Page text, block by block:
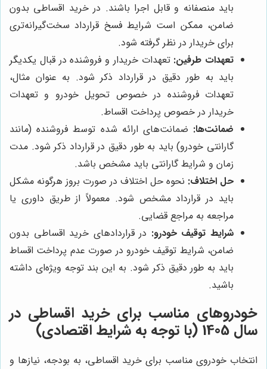
باید منصفانه و قابل اجرا باشند. در خرید اقساطی بدون
ضامن، ممکن است شرایط فسخ قرارداد سخت‌گیرانه‌تری
برای خریدار در نظر گرفته شود.
تعهدات طرفین: تعهدات خریدار و فروشنده در قبال یکدیگر
باید به طور دقیق در قرارداد ذکر شود. به عنوان مثال،
تعهدات فروشنده در خصوص تحویل خودرو و تعهدات
خریدار در خصوص پرداخت اقساط.
ضمانت‌ها: ضمانت‌های ارائه شده توسط فروشنده (مانند
گارانتی خودرو) باید به طور دقیق در قرارداد ذکر شود. مدت
زمان و شرایط گارانتی باید مشخص باشد.
حل اختلاف: نحوه حل اختلاف در صورت بروز هرگونه مشکل
باید در قرارداد مشخص شود. معمولاً از طریق داوری یا
مراجعه به مراجع قضایی.
شرایط توقیف خودرو: در قراردادهای خرید اقساطی بدون
ضامن، شرایط توقیف خودرو در صورت عدم پرداخت اقساط
باید به طور دقیق ذکر شود. به این بند توجه ویژه‌ای داشته
باشید.
خودروهای مناسب برای خرید اقساطی در
سال 1405 (با توجه به شرایط اقتصادی)
انتخاب خودروی مناسب برای خرید اقساطی، به بودجه، نیازها و